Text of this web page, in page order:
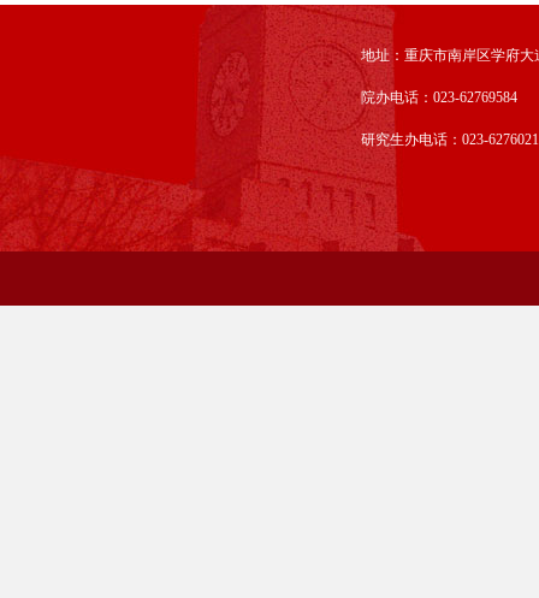
地址：重庆市南岸区学府大
院办电话：023-62769584
研究生办电话：023-